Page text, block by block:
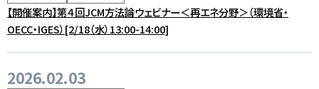
【開催案内】第４回JCM方法論ウェビナー＜再エネ分野＞（環境省・
OECC・IGES）[2/18（水）13:00-14:00]
2026.02.03